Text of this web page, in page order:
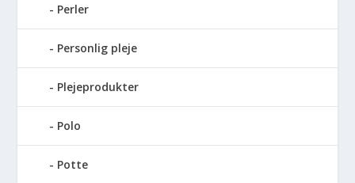
Perler
Personlig pleje
Plejeprodukter
Polo
Potte